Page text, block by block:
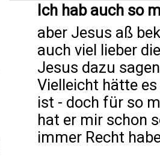
Ich hab auch so
aber Jesus aß
auch viel lieber
Jesus dazu
Vielleicht hätte
ist - doch für so
hat er mir schon
immer Recht